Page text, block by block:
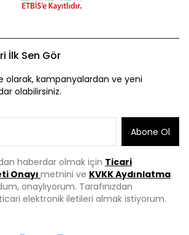
İlk Sen Gör
olarak, kampanyalardan ve yeni
olabilirsiniz.
Abone Ol
haberdar olmak için Ticari
Onayı metnini ve KVKK Aydınlatma
onaylıyorum. Tarafınızdan
elektronik iletileri almak istiyorum.